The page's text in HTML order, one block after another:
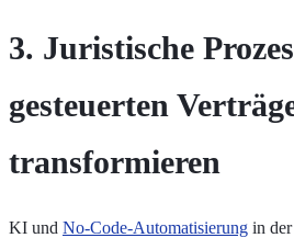
3. Juristische
gesteuerten
transformieren
KI und No-Code-Automatisierung in